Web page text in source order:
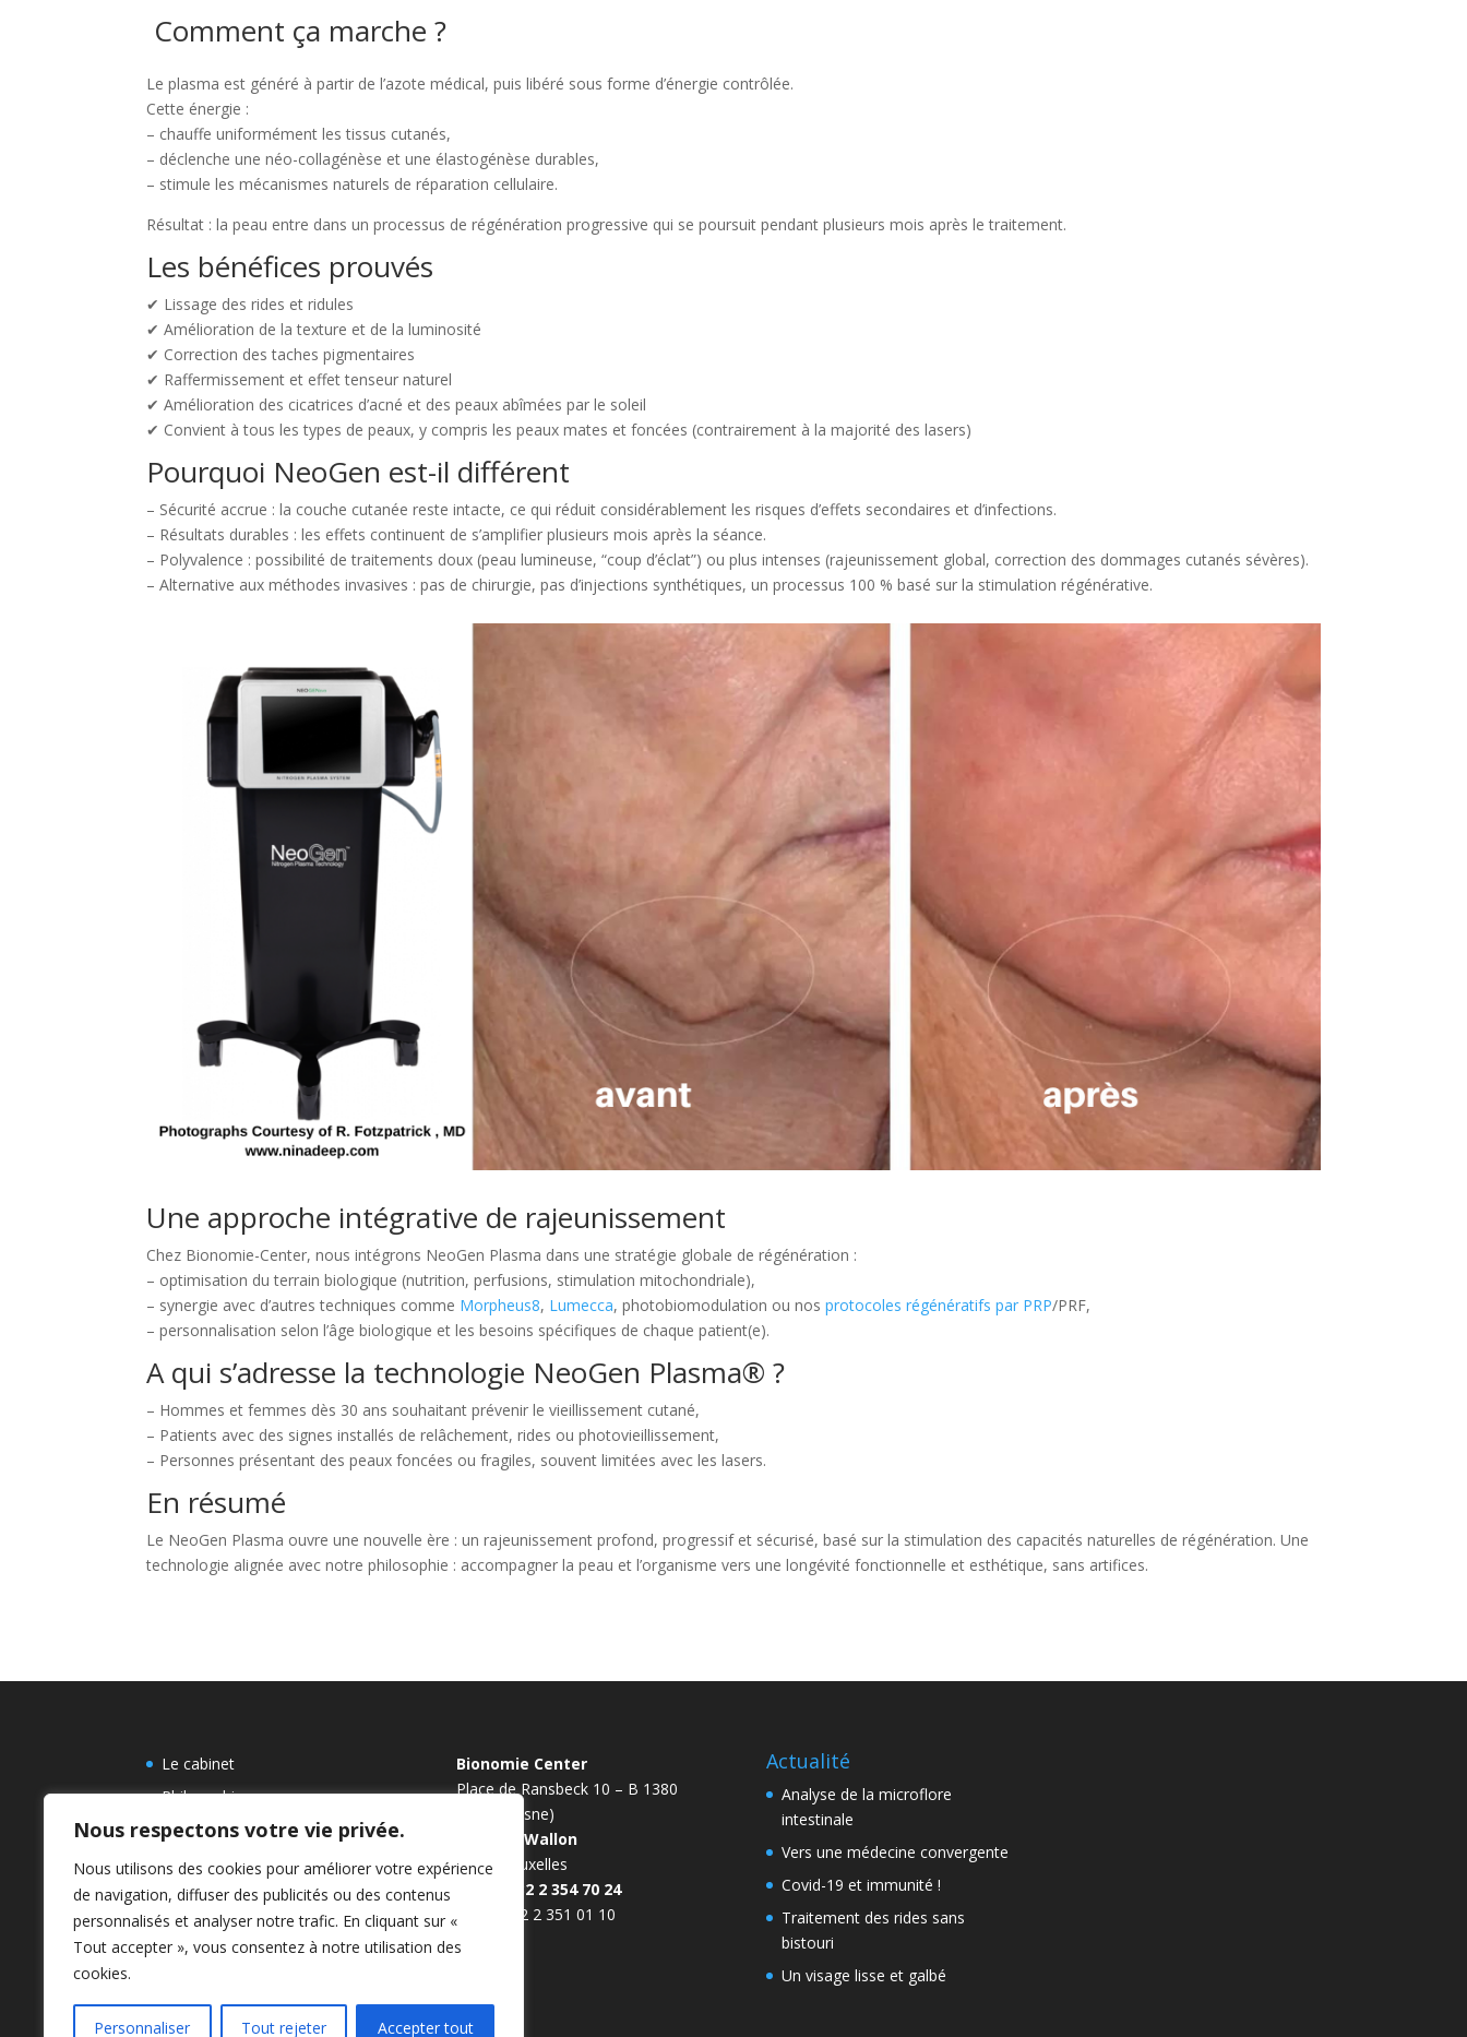
Nous respectons votre vie privée.
Nous utilisons des cookies pour améliorer votre expérience
de navigation, diffuser des publicités ou des contenus
personnalisés et analyser notre trafic. En cliquant sur «
Tout accepter », vous consentez à notre utilisation des
cookies.
Personnaliser Tout rejeter Accepter tout
Comment ça marche ?
Le plasma est généré à partir de l’azote médical, puis libéré sous forme d’énergie contrôlée.
Cette énergie :
– chauffe uniformément les tissus cutanés,
– déclenche une néo-collagénèse et une élastogénèse durables,
– stimule les mécanismes naturels de réparation cellulaire.
Résultat : la peau entre dans un processus de régénération progressive qui se poursuit pendant plusieurs mois après le traitement.
Les bénéfices prouvés
✔ Lissage des rides et ridules
✔ Amélioration de la texture et de la luminosité
✔ Correction des taches pigmentaires
✔ Raffermissement et effet tenseur naturel
✔ Amélioration des cicatrices d’acné et des peaux abîmées par le soleil
✔ Convient à tous les types de peaux, y compris les peaux mates et foncées (contrairement à la majorité des lasers)
Pourquoi NeoGen est-il différent
– Sécurité accrue : la couche cutanée reste intacte, ce qui réduit considérablement les risques d’effets secondaires et d’infections.
– Résultats durables : les effets continuent de s’amplifier plusieurs mois après la séance.
– Polyvalence : possibilité de traitements doux (peau lumineuse, “coup d’éclat”) ou plus intenses (rajeunissement global, correction des dommages cutanés sévères).
– Alternative aux méthodes invasives : pas de chirurgie, pas d’injections synthétiques, un processus 100 % basé sur la stimulation régénérative.
Une approche intégrative de rajeunissement
Chez Bionomie-Center, nous intégrons NeoGen Plasma dans une stratégie globale de régénération :
– optimisation du terrain biologique (nutrition, perfusions, stimulation mitochondriale),
– synergie avec d’autres techniques comme Morpheus8, Lumecca, photobiomodulation ou nosprotocoles régénératifs par PRP/PRF,
– personnalisation selon l’âge biologique et les besoins spécifiques de chaque patient(e).
A qui s’adresse la technologie NeoGen Plasma® ?
– Hommes et femmes dès 30 ans souhaitant prévenir le vieillissement cutané,
– Patients avec des signes installés de relâchement, rides ou photovieillissement,
– Personnes présentant des peaux foncées ou fragiles, souvent limitées avec les lasers.
En résumé
Le NeoGen Plasma ouvre une nouvelle ère : un rajeunissement profond, progressif et sécurisé, basé sur la stimulation des capacités naturelles de régénération. Une
technologie alignée avec notre philosophie : accompagner la peau et l’organisme vers une longévité fonctionnelle et esthétique, sans artifices.
Le cabinet
Philosophie
Parcours Dr Potdevin
Bionomie
Bionomie Center
Place de Ransbeck 10 – B 1380
Ohain (Lasne)
Brabant Wallon
15′ de Bruxelles
Tel.: 00 32 2 354 70 24
Fax: 00 32 2 351 01 10
Actualité
Analyse de la microflore
intestinale
Vers une médecine convergente
Covid-19 et immunité !
Traitement des rides sans
bistouri
Un visage lisse et galbé